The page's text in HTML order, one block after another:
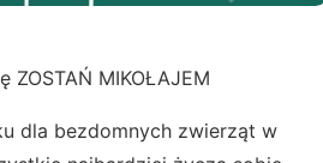
MIKOŁAJEM
dla bezdomnych zwierząt w